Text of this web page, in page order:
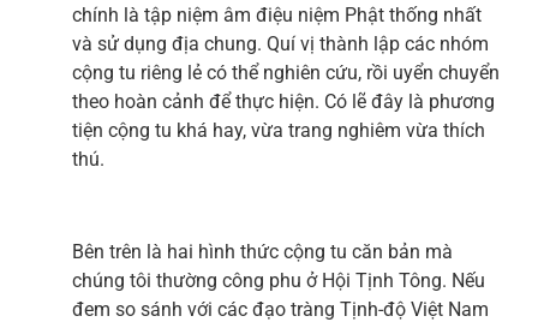
chính là tập niệm âm điệu niệm Phật thống nhất
và sử dụng địa chung. Quí vị thành lập các nhóm
cộng tu riêng lẻ có thể nghiên cứu, rồi uyển chuyển
theo hoàn cảnh để thực hiện. Có lẽ đây là phương
tiện cộng tu khá hay, vừa trang nghiêm vừa thích
thú.
Bên trên là hai hình thức cộng tu căn bản mà
chúng tôi thường công phu ở Hội Tịnh Tông. Nếu
đem so sánh với các đạo tràng Tịnh-độ Việt Nam